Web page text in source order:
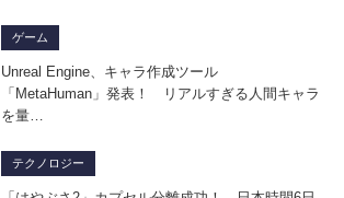
ゲーム
Unreal Engine、キャラ作成ツール
「MetaHuman」発表！ リアルすぎる人間キャラ
を量…
テクノロジー